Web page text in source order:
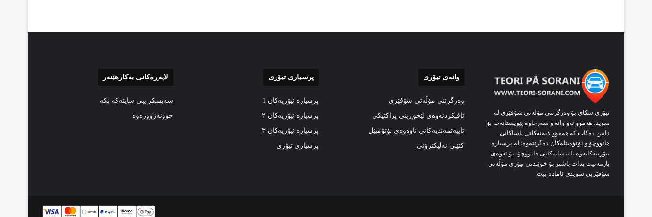
تیۆری سکای بۆ وەرگرتنی مۆڵەتی شۆفێری لە
سوید، هەموو ئەو وانە و سەرچاوە پێویستانەت بۆ
دابین دەکات کە هەموو لایەنەکانی یاساکانی
هاتووچۆ و ئۆتۆمبێلەکان دەگرێتەوە؛ لە پرسیارە
تیۆرییەکانەوە تا نیشانەکانی هاتووچۆ، بۆ ئەوەی
یارمەتیت بدات باشتر بۆ خوێندنی تیۆری مۆڵەتی
شۆفێریی سویدی ئامادە بیت.
وانەی تیۆری
وەرگرتنی مۆڵەتی شۆفێری
تاقیکردنەوەی لێخوڕینی پراکتیکی
تایبەتمەندیەکانی ناوەوەی ئۆتۆمبێل
کتێبی ئەلیکترۆنی
پرسیاری تیۆری
پرسیارە تیۆریەکان 1
پرسیارە تیۆریەکان ٢
پرسیارە تیۆریەکان ٣
پرسیاری تیۆری
لاپەڕەکانی بەکارهێنەر
سەبسکرایبی سایتەکە بکە
چوونەژوورەوە